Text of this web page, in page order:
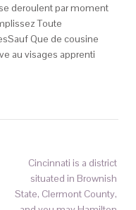
deroulent par moment
Toute
Que de cousine
au visages apprenti
Cincinnati is a district
situated in Brownish
State, Clermont County,